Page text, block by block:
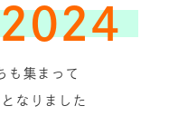
も集まって
なりました